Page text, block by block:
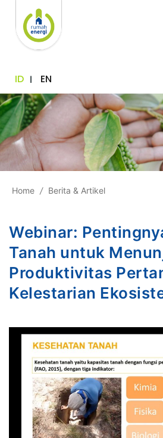
ID EN
Home / Berita & Artikel
Webinar:
Tanah untuk
Produktivitas
Kelestarian